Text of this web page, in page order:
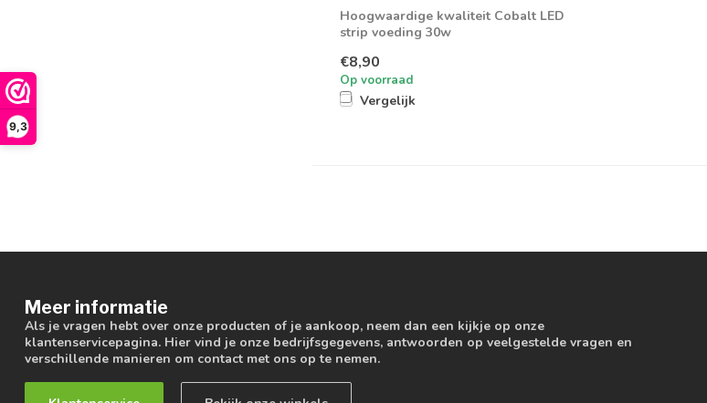
9,3
Hoogwaardige kwaliteit Cobalt LED
strip voeding 30w
€8,90
Op voorraad
Vergelijk
Meer informatie
Als je vragen hebt over onze producten of je aankoop, neem dan een kijkje op onze
klantenservicepagina. Hier vind je onze bedrijfsgegevens, antwoorden op veelgestelde vragen en
verschillende manieren om contact met ons op te nemen.